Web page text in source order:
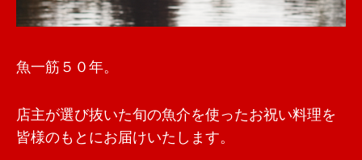
魚一筋５０年。
店主が選び抜いた旬の魚介を使ったお祝い料理を
皆様のもとにお届けいたします。